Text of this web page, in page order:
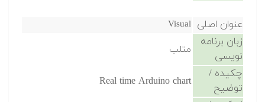
عنوان اصلی Visual
زبان برنامه
نویسی
متلب
چکیده /
توضیح
Real time Arduino chart